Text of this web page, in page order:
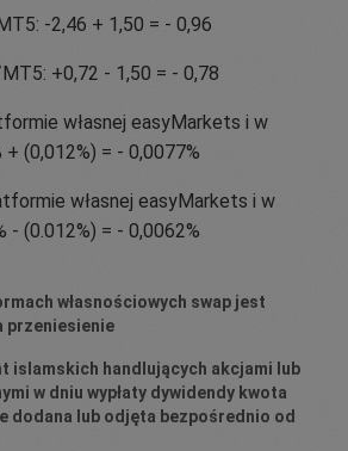
-2,46 + 1,50 = - 0,96
+0,72 - 1,50 = - 0,78
własnej easyMarkets i w
(0,012%) = - 0,0077%
własnej easyMarkets i w
- (0.012%) = - 0,0062%
własnościowych swap jest
przeniesienie
islamskich handlujących akcjami lub
w dniu wypłaty dywidendy kwota
dodana lub odjęta bezpośrednio od